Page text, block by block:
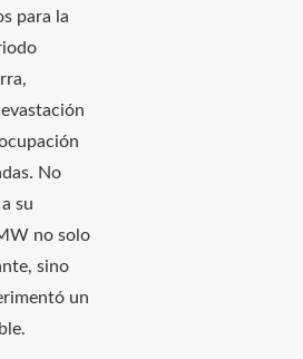
para la
No
su
no solo
sino
un